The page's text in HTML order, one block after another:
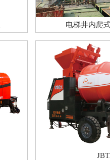
电梯井内爬